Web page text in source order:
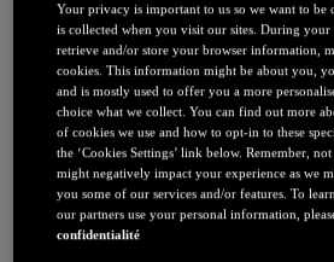
Par couleur
Blonde
Châtain
Brune / Noire
Rousse / Auburn
Eclaircissant
Tie & dye et balayage
Retouche racines
Flashy
Par durée
Your privacy is important to us so we want to be
is collected when you visit our sites. During your
retrieve and/or store your browser information,
cookies. This information might be about you,
and is mostly used to offer you a more
choice what we collect. You can find out more
of cookies we use and how to opt-in to these
the ‘Cookies Settings’ link below. Remember,
might negatively impact your experience as we
you some of our services and/or features. To
our partners use your personal information,
confidentialité